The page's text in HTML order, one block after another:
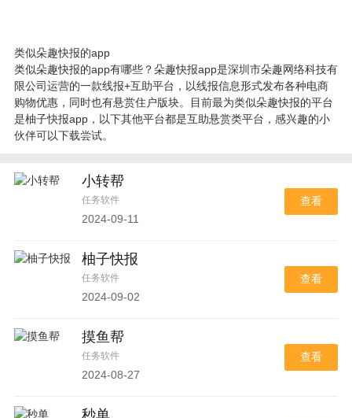
类似朵趣快报的app
类似朵趣快报的app有哪些？朵趣快报app是深圳市朵趣网络科技有
限公司运营的一款线报+互助平台，以线报信息形式发布各种电商
购物优惠，同时也有悬赏住户版块。目前最为类似朵趣快报的平台
是柚子快报app，以下其他平台都是互助悬赏类平台，感兴趣的小
伙伴可以下载尝试。
小转帮
任务软件
2024-09-11
查看
柚子快报
任务软件
2024-09-02
查看
摸鱼帮
任务软件
2024-08-27
查看
秒单